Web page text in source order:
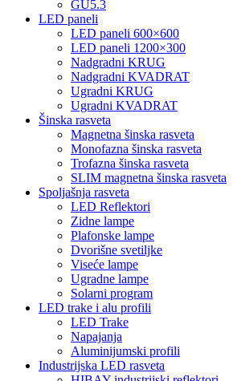
GU5.3
LED paneli
LED paneli 600×600
LED paneli 1200×300
Nadgradni KRUG
Nadgradni KVADRAT
Ugradni KRUG
Ugradni KVADRAT
Šinska rasveta
Magnetna šinska rasveta
Monofazna šinska rasveta
Trofazna šinska rasveta
SLIM magnetna šinska rasveta
Spoljašnja rasveta
LED Reflektori
Zidne lampe
Plafonske lampe
Dvorišne svetiljke
Viseće lampe
Ugradne lampe
Solarni program
LED trake i alu profili
LED Trake
Napajanja
Aluminijumski profili
Industrijska LED rasveta